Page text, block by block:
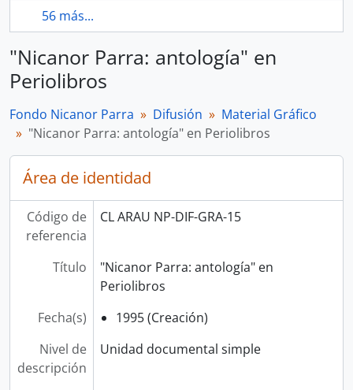
56 más...
"Nicanor Parra: antología" en
Periolibros
Fondo Nicanor Parra Difusión
Material Gráfico
"Nicanor Parra: antología" en Periolibros
Área de identidad
Código de
referencia
CL ARAU NP-DIF-GRA-15
Título
"Nicanor Parra: antología" en
Periolibros
Fecha(s)
1995 (Creación)
Nivel de
descripción
Unidad documental simple